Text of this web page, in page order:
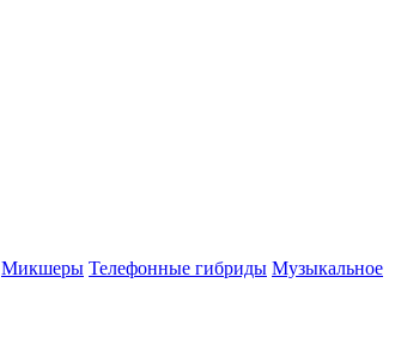
Микшеры Телефонные гибриды Музыкальное